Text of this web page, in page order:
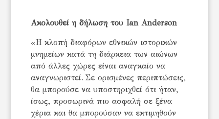
Ακολουθεί η δήλωση του Ian Anderson
«Η κλοπή διαφόρων εθνικών ιστορικών
μνημείων κατά τη διάρκεια των αιώνων
από άλλες χώρες είναι αναγκαίο να
αναγνωριστεί. Σε ορισμένες περιπτώσεις,
θα μπορούσε να υποστηριχθεί ότι ήταν,
ίσως, προσωρινά πιο ασφαλή σε ξένα
χέρια και θα μπορούσαν να εκτιμηθούν